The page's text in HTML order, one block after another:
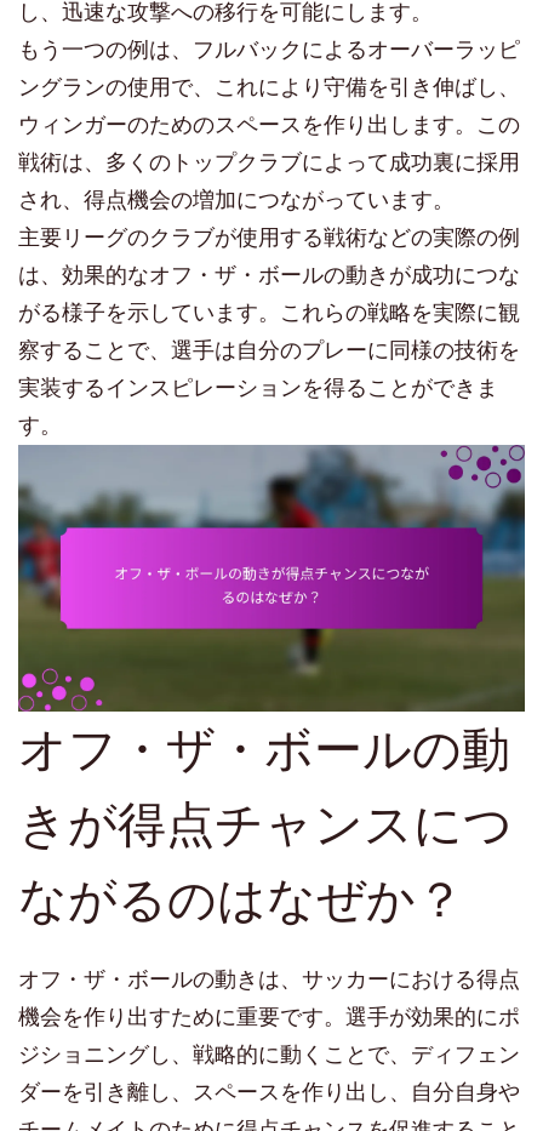
し、迅速な攻撃への移行を可能にします。
もう一つの例は、フルバックによるオーバーラッピ
ングランの使用で、これにより守備を引き伸ばし、
ウィンガーのためのスペースを作り出します。この
戦術は、多くのトップクラブによって成功裏に採用
され、得点機会の増加につながっています。
主要リーグのクラブが使用する戦術などの実際の例
は、効果的なオフ・ザ・ボールの動きが成功につな
がる様子を示しています。これらの戦略を実際に観
察することで、選手は自分のプレーに同様の技術を
実装するインスピレーションを得ることができま
す。
オフ・ザ・ボールの動
きが得点チャンスにつ
ながるのはなぜか？
オフ・ザ・ボールの動きは、サッカーにおける得点
機会を作り出すために重要です。選手が効果的にポ
ジショニングし、戦略的に動くことで、ディフェン
ダーを引き離し、スペースを作り出し、自分自身や